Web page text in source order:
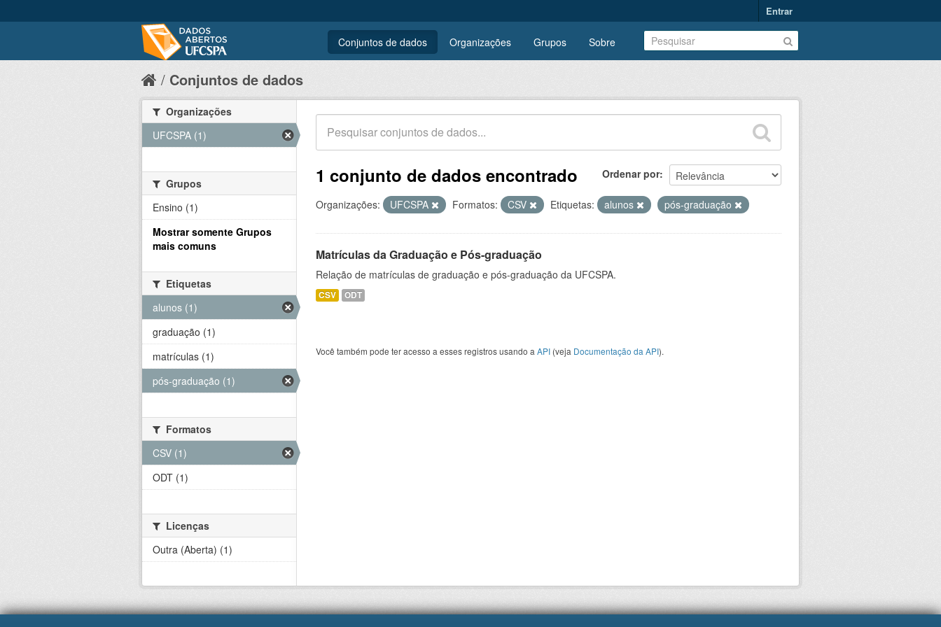
Entrar
Conjuntos de dados Organizações Grupos Sobre
Conjuntos de dados
Ordenar por
1 conjunto de dados encontrado
Organizações: UFCSPA Formatos: CSV Etiquetas: alunos pós-graduação
Matrículas da Graduação e Pós-graduação
Relação de matrículas de graduação e pós-graduação da UFCSPA.
CSV ODT
Você também pode ter acesso a esses registros usando a API (veja Documentação da API).
Organizações
UFCSPA (1)
Grupos
Ensino (1)
Mostrar somente Grupos
mais comuns
Etiquetas
alunos (1)
graduação (1)
matrículas (1)
pós-graduação (1)
Formatos
CSV (1)
ODT (1)
Licenças
Outra (Aberta) (1)